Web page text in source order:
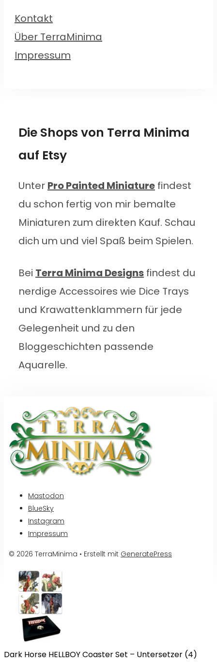
Kontakt
Über TerraMinima
Impressum
Die Shops von Terra Minima
auf Etsy
Unter Pro Painted Miniature findest
du schon fertig von mir bemalte
Miniaturen zum direkten Kauf. Schau
dich um und viel Spaß beim Spielen.
Bei Terra Minima Designs findest du
nerdige Accessoires wie Dice Trays
und Krawattenklammern für jede
Gelegenheit und zu den
Bloggeschichten passende
Aquarelle.
Mastodon
BlueSky
Instagram
Impressum
© 2026 TerraMinima • Erstellt mit GeneratePress
Dark Horse HELLBOY Coaster Set – Untersetzer (4)